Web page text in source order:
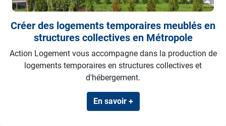
Créer des logements temporaires meublés en
structures collectives en Métropole
Action Logement vous accompagne dans la production de
logements temporaires en structures collectives et
d'hébergement.
En savoir +